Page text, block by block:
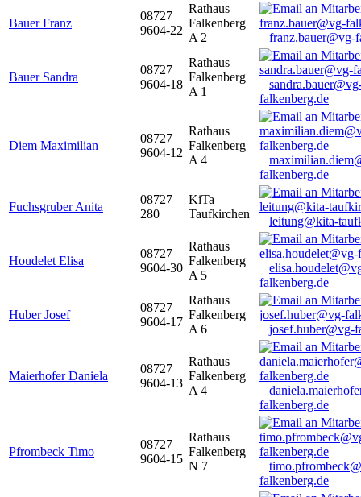
Bauer Franz
08727
9604-22
Rathaus
Falkenberg
A 2
franz.bauer@vg-
Bauer Sandra
08727
9604-18
Rathaus
Falkenberg
A 1
falkenberg.de
Diem Maximilian
08727
9604-12
Rathaus
Falkenberg
A 4
falkenberg.de
Fuchsgruber Anita
08727
280
KiTa
Taufkirchen
leitung@kita-
Houdelet Elisa
08727
9604-30
Rathaus
Falkenberg
A 5
falkenberg.de
Huber Josef
08727
9604-17
Rathaus
Falkenberg
A 6
josef.huber@vg-
Maierhofer Daniela
08727
9604-13
Rathaus
Falkenberg
A 4
falkenberg.de
Pfrombeck Timo
08727
9604-15
Rathaus
Falkenberg
N 7
falkenberg.de